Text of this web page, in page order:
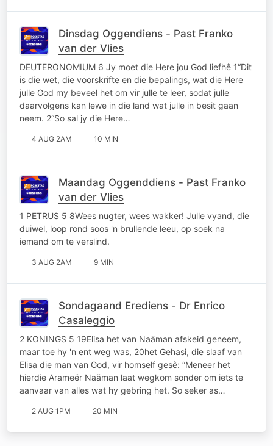
Dinsdag Oggendiens - Past Franko
van der Vlies
DEUTERONOMIUM 6 Jy moet die Here jou God liefhê 1“Dit
is die wet, die voorskrifte en die bepalings, wat die Here
julle God my beveel het om vir julle te leer, sodat julle
daarvolgens kan lewe in die land wat julle in besit gaan
neem. 2“So sal jy die Here…
4 AUG 2AM 10 MIN
Maandag Oggenddiens - Past Franko
van der Vlies
1 PETRUS 5 8Wees nugter, wees wakker! Julle vyand, die
duiwel, loop rond soos 'n brullende leeu, op soek na
iemand om te verslind.
3 AUG 2AM 9 MIN
Sondagaand Erediens - Dr Enrico
Casaleggio
2 KONINGS 5 19Elisa het van Naäman afskeid geneem,
maar toe hy 'n ent weg was, 20het Gehasi, die slaaf van
Elisa die man van God, vir homself gesê: “Meneer het
hierdie Arameër Naäman laat wegkom sonder om iets te
aanvaar van alles wat hy gebring het. So seker as…
2 AUG 1PM 20 MIN